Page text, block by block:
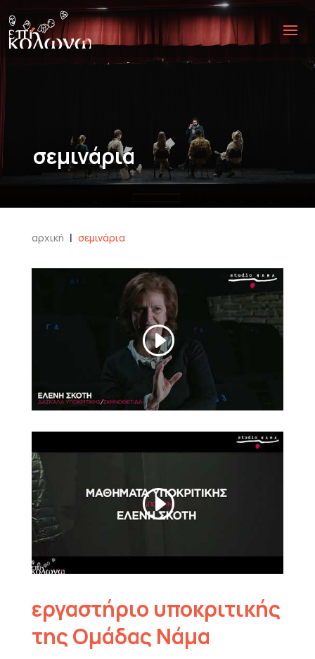
σεμινάρια
αρχική | σεμινάρια
εργαστήριο υποκριτικής
της Ομάδας Νάμα